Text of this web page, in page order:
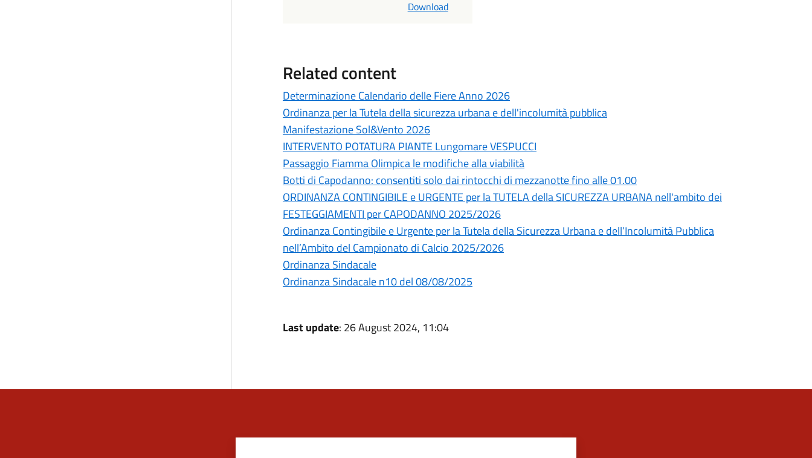
Download
Related content
Determinazione Calendario delle Fiere Anno 2026
Ordinanza per la Tutela della sicurezza urbana e dell'incolumità pubblica
Manifestazione Sol&Vento 2026
INTERVENTO POTATURA PIANTE Lungomare VESPUCCI
Passaggio Fiamma Olimpica le modifiche alla viabilità
Botti di Capodanno: consentiti solo dai rintocchi di mezzanotte fino alle 01.00
ORDINANZA CONTINGIBILE e URGENTE per la TUTELA della SICUREZZA URBANA nell'ambito dei
FESTEGGIAMENTI per CAPODANNO 2025/2026
Ordinanza Contingibile e Urgente per la Tutela della Sicurezza Urbana e dell’Incolumità Pubblica
nell’Ambito del Campionato di Calcio 2025/2026
Ordinanza Sindacale
Ordinanza Sindacale n10 del 08/08/2025
Last update: 26 August 2024, 11:04